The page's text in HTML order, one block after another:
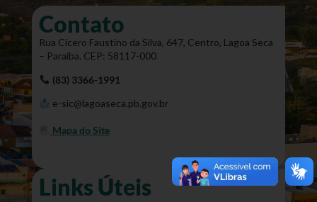
Contato
Rua Cícero Faustino da Silva, 647, Centro, Lagoa Seca
– Paraíba. CEP: 58117-000
(83) 3366-1991
e-sic@lagoaseca.pb.gov.br
Mapa do Site
Links Úteis